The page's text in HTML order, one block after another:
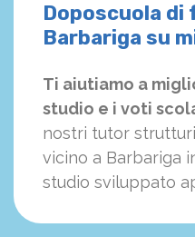
Doposcuola di
Barbariga su
Ti aiutiamo a
studio e i voti
nostri tutor
vicino a Barbariga
studio sviluppato